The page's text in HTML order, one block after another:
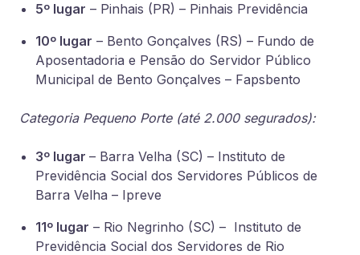
5º lugar – Pinhais (PR) – Pinhais Previdência
10º lugar – Bento Gonçalves (RS) – Fundo de
Aposentadoria e Pensão do Servidor Público
Municipal de Bento Gonçalves – Fapsbento
Categoria Pequeno Porte (até 2.000 segurados):
3º lugar – Barra Velha (SC) – Instituto de
Previdência Social dos Servidores Públicos de
Barra Velha – Ipreve
11º lugar – Rio Negrinho (SC) – Instituto de
Previdência Social dos Servidores de Rio